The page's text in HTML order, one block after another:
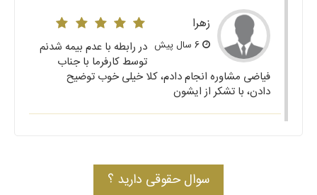
زهرا
در رابطه با عدم بیمه شدنم
توسط کارفرما با جناب
فیاضی مشاوره انجام دادم، کلا خیلی خوب توضیح
دادن، با تشکر از ایشون
سوال حقوقی دارید ؟